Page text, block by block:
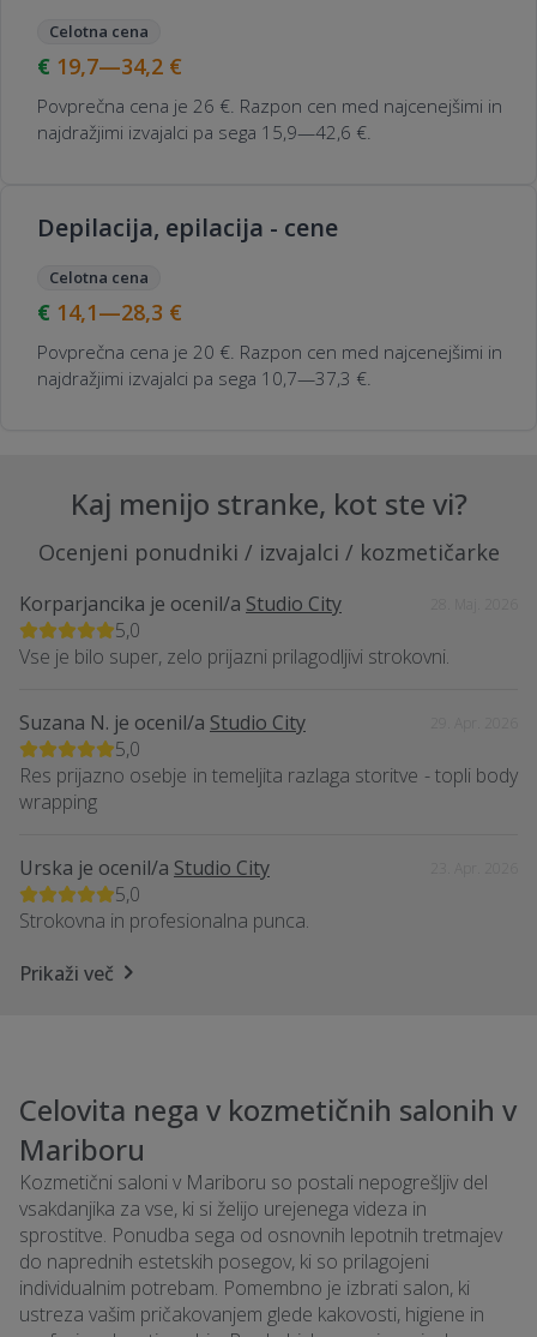
Celotna cena
19,7—34,2 €
Povprečna cena je 26 €. Razpon cen med najcenejšimi in
najdražjimi izvajalci pa sega 15,9—42,6 €.
Depilacija, epilacija - cene
Celotna cena
14,1—28,3 €
Povprečna cena je 20 €. Razpon cen med najcenejšimi in
najdražjimi izvajalci pa sega 10,7—37,3 €.
Kaj menijo stranke, kot ste vi?
Ocenjeni ponudniki / izvajalci / kozmetičarke
Korparjancika je ocenil/a Studio City
5,0
Vse je bilo super, zelo prijazni prilagodljivi strokovni.
Suzana N. je ocenil/a Studio City
5,0
Res prijazno osebje in temeljita razlaga storitve - topli body
wrapping
Urska je ocenil/a Studio City
5,0
Strokovna in profesionalna punca.
Prikaži več
Celovita nega v kozmetičnih salonih v
Mariboru
Kozmetični saloni v Mariboru so postali nepogrešljiv del
vsakdanjika za vse, ki si želijo urejenega videza in
sprostitve. Ponudba sega od osnovnih lepotnih tretmajev
do naprednih estetskih posegov, ki so prilagojeni
individualnim potrebam. Pomembno je izbrati salon, ki
ustreza vašim pričakovanjem glede kakovosti, higiene in